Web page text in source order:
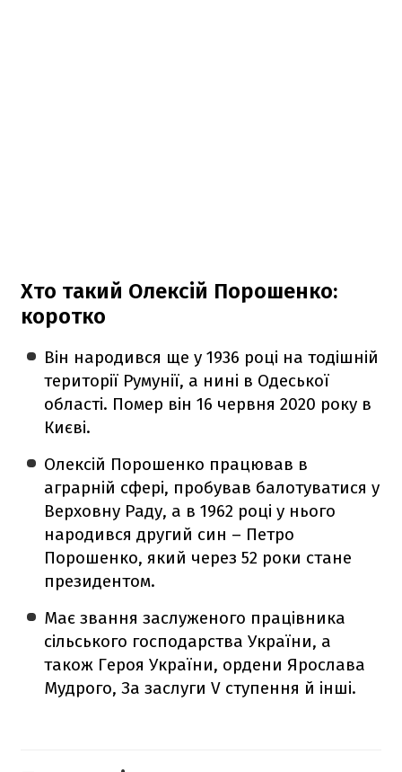
Хто такий Олексій Порошенко:
коротко
Він народився ще у 1936 році на тодішній
території Румунії, а нині в Одеської
області. Помер він 16 червня 2020 року в
Києві.
Олексій Порошенко працював в
аграрній сфері, пробував балотуватися у
Верховну Раду, а в 1962 році у нього
народився другий син – Петро
Порошенко, який через 52 роки стане
президентом.
Має звання заслуженого працівника
сільського господарства України, а
також Героя України, ордени Ярослава
Мудрого, За заслуги V ступення й інші.